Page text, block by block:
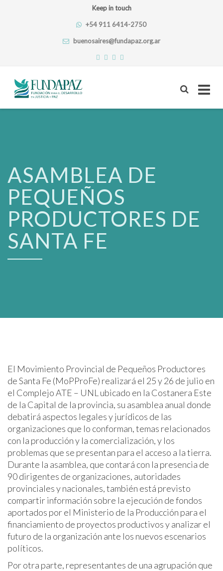
Keep in touch
+54 911 6414-2750
buenosaires@fundapaz.org.ar
Skip
ASAMBLEA DE
PEQUEÑOS
PRODUCTORES DE
SANTA FE
El Movimiento Provincial de Pequeños Productores
de Santa Fe (MoPProFe) realizará el 25 y 26 de julio en
el Complejo ATE – UNL ubicado en la Costanera Este
de la Capital de la provincia, su asamblea anual donde
debatirá aspectos legales y jurídicos de las
organizaciones que lo conforman, temas relacionados
con la producción y la comercialización, y los
problemas que se presentan para el acceso a la tierra.
Durante la asamblea, que contará con la presencia de
90 dirigentes de organizaciones, autoridades
provinciales y nacionales, también está previsto
compartir información sobre la ejecución de fondos
aportados por el Ministerio de la Producción para el
financiamiento de proyectos productivos y analizar el
futuro de la organización ante los nuevos escenarios
políticos.
Por otra parte, representantes de una agrupación que